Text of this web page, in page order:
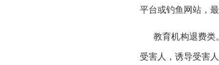
平台或钓鱼网站，
教育机构退费类
受害人，诱导受害